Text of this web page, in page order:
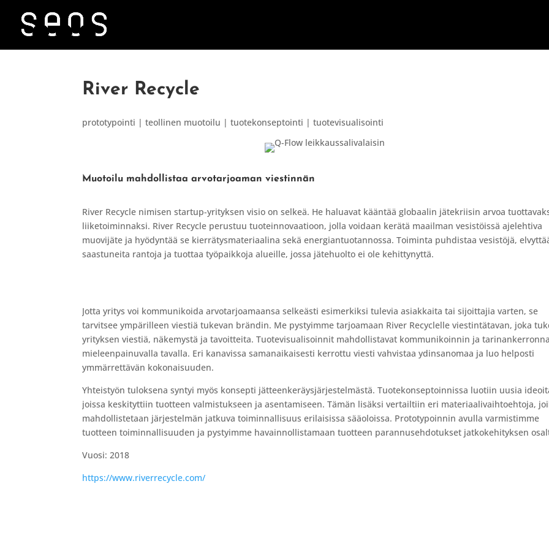
River Recycle
prototypointi | teollinen muotoilu | tuotekonseptointi | tuotevisualisointi
Muotoilu mahdollistaa arvotarjoaman viestinnän
River Recycle nimisen startup-yrityksen visio on selkeä. He haluavat kääntää globaalin jätekriisin arvoa
liiketoiminnaksi. River Recycle perustuu tuoteinnovaatioon, jolla voidaan kerätä maailman vesistöissä ajelehtiva
muovijäte ja hyödyntää se kierrätysmateriaalina sekä energiantuotannossa. Toiminta puhdistaa vesistöjä,
saastuneita rantoja ja tuottaa työpaikkoja alueille, jossa jätehuolto ei ole kehittynyttä.
Jotta yritys voi kommunikoida arvotarjoamaansa selkeästi esimerkiksi tulevia asiakkaita tai sijoittajia varten, se
tarvitsee ympärilleen viestiä tukevan brändin. Me pystyimme tarjoamaan River Recyclelle viestintätavan, joka
yrityksen viestiä, näkemystä ja tavoitteita. Tuotevisualisoinnit mahdollistavat kommunikoinnin ja
mieleenpainuvalla tavalla. Eri kanavissa samanaikaisesti kerrottu viesti vahvistaa ydinsanomaa ja luo helposti
ymmärrettävän kokonaisuuden.
Yhteistyön tuloksena syntyi myös konsepti jätteenkeräysjärjestelmästä. Tuotekonseptoinnissa luotiin uusia
joissa keskityttiin tuotteen valmistukseen ja asentamiseen. Tämän lisäksi vertailtiin eri materiaalivaihtoehtoja,
mahdollistetaan järjestelmän jatkuva toiminnallisuus erilaisissa sääoloissa. Prototypoinnin avulla varmistimme
tuotteen toiminnallisuuden ja pystyimme havainnollistamaan tuotteen parannusehdotukset jatkokehityksen
Vuosi: 2018
https://www.riverrecycle.com/